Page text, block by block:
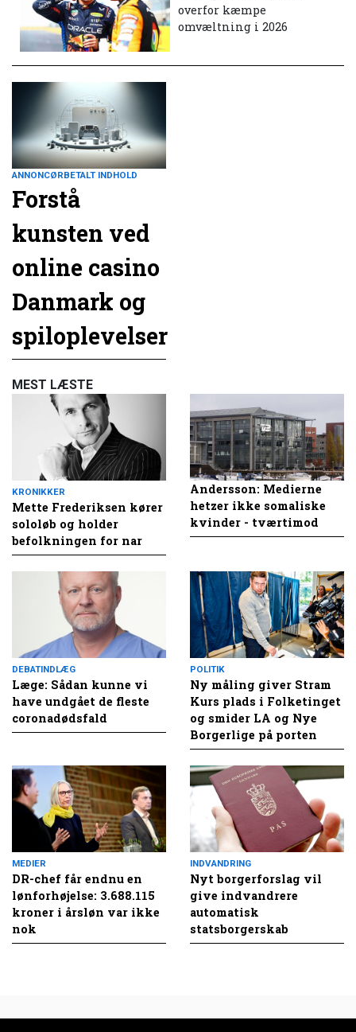
overfor kæmpe
omvæltning i 2026
ANNONCØRBETALT INDHOLD
Forstå
kunsten ved
online casino
Danmark og
spiloplevelser
MEST LÆSTE
KRONIKKER
Mette Frederiksen kører
sololøb og holder
befolkningen for nar
Andersson: Medierne
hetzer ikke somaliske
kvinder - tværtimod
DEBATINDLÆG
Læge: Sådan kunne vi
have undgået de fleste
coronadødsfald
POLITIK
Ny måling giver Stram
Kurs plads i Folketinget
og smider LA og Nye
Borgerlige på porten
MEDIER
DR-chef får endnu en
lønforhøjelse: 3.688.115
kroner i årsløn var ikke
nok
INDVANDRING
Nyt borgerforslag vil
give indvandrere
automatisk
statsborgerskab